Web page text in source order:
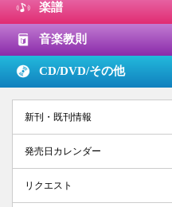
楽譜
音楽教則
CD/DVD/その他
新刊・既刊情報
発売日カレンダー
リクエスト